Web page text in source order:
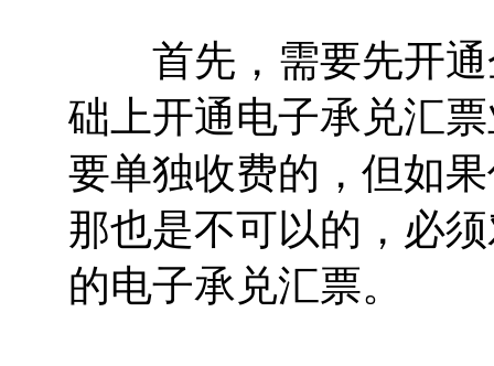
首先，需要先开通
础上开通电子承兑汇
要单独收费的，但如
那也是不可以的，必
的电子承兑汇票。